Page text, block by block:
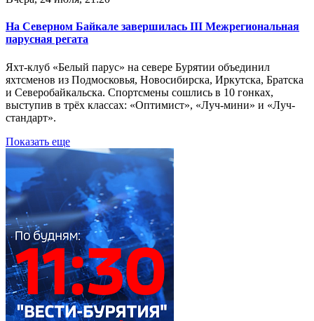
На Северном Байкале завершилась III Межрегиональная
парусная регата
Яхт-клуб «Белый парус» на севере Бурятии объединил
яхтсменов из Подмосковья, Новосибирска, Иркутска, Братска
и Северобайкальска. Спортсмены сошлись в 10 гонках,
выступив в трёх классах: «Оптимист», «Луч-мини» и «Луч-
стандарт».
Показать еще